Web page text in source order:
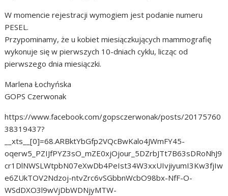
W momencie rejestracji wymogiem jest podanie numeru
PESEL.
Przypominamy, że u kobiet miesiączkujących mammografię
wykonuje się w pierwszych 10-dniach cyklu, licząc od
pierwszego dnia miesiączki.
Marlena Łochyńska
GOPS Czerwonak
https://www.facebook.com/gopsczerwonak/posts/20175760
38319437?
__xts__[0]=68.ARBktYbGfp2VQcBwKalo4JWmFY45-
oqerw5_PZIJfPYZ3sO_mZE0xjOjour_5DZrbJTt7B63sDRoNhJ9
cr1DlNWSLWtpbN07eXwDb4PeIst34W3xxUIvjiyumI3Kw3fjIw
e6ZUkTOV2Ndzoj-ntvZrc6vSGbbnWcbO98bx-NfF-O-
WSdDXO3l9wVjDbWDNjyMTW-